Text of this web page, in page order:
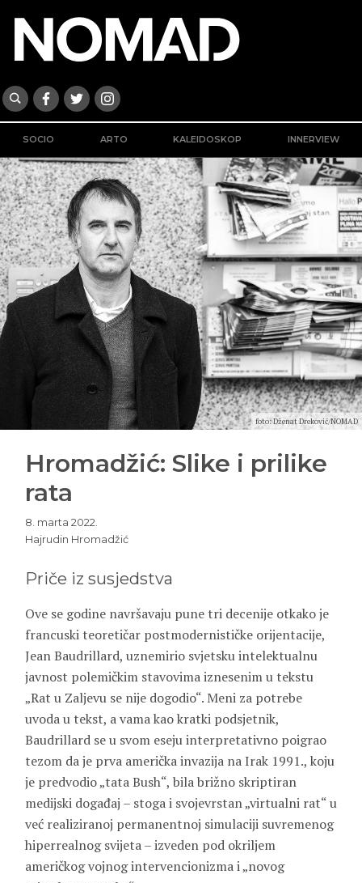
SOCIO ARTO KALEIDOSKOP INNERVIEW
foto: Dženat Dreković/NOMAD
Hromadžić: Slike i prilike
rata
8. marta 2022.
Hajrudin Hromadžić
Priče iz susjedstva
Ove se godine navršavaju pune tri decenije otkako je
francuski teoretičar postmodernističke orijentacije,
Jean Baudrillard, uznemirio svjetsku intelektualnu
javnost polemičkim stavovima iznesenim u tekstu
„Rat u Zaljevu se nije dogodio“. Meni za potrebe
uvoda u tekst, a vama kao kratki podsjetnik,
Baudrillard se u svom eseju interpretativno poigrao
tezom da je prva američka invazija na Irak 1991., koju
je predvodio „tata Bush“, bila brižno skriptiran
medijski događaj – stoga i svojevrstan „virtualni rat“ u
već realiziranoj permanentnoj simulaciji suvremenog
hiperrealnog svijeta – izveden pod okriljem
američkog vojnog intervencionizma i „novog